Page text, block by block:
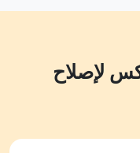
لإصلاح